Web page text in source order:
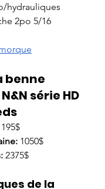
hydrauliques
2po 5/16
benne
série HD
195$
1050$
2375$
de la